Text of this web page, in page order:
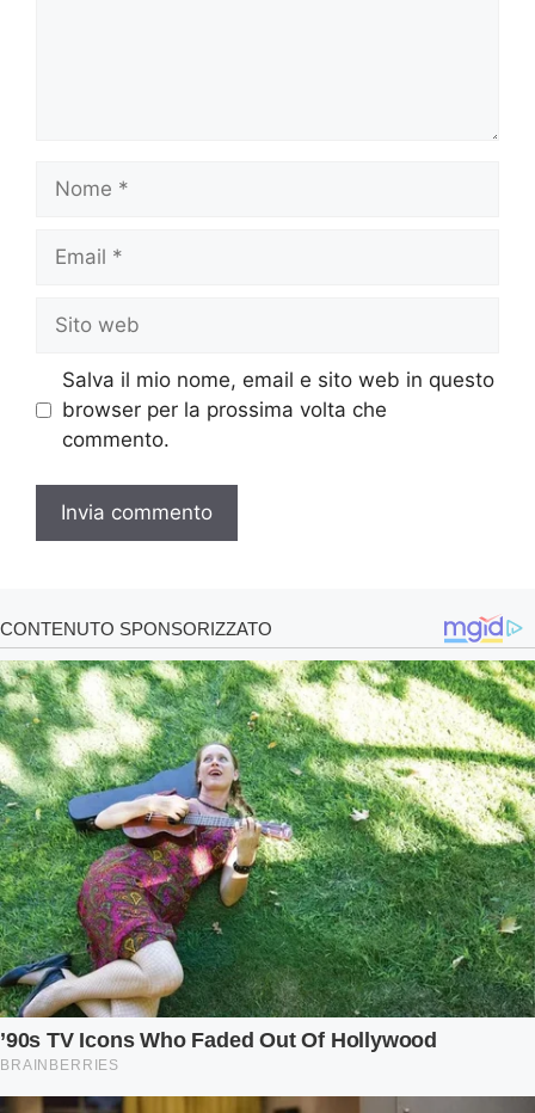
web
Salva il mio nome, email e sito web in questo
browser per la prossima volta che
commento.